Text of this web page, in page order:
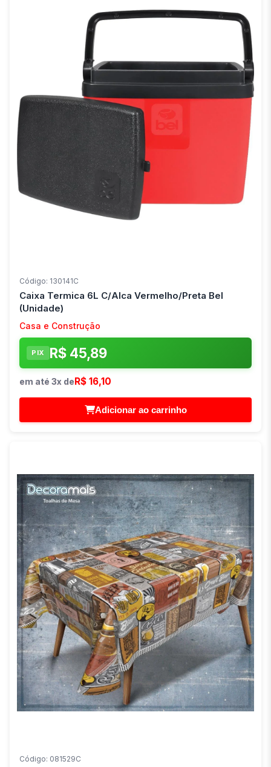
Código: 130141C
Caixa Termica 6L C/Alca Vermelho/Preta Bel
(Unidade)
Casa e Construção
PIX R$ 45,89
em até 3x de R$ 16,10
Adicionar ao carrinho
Código: 081529C